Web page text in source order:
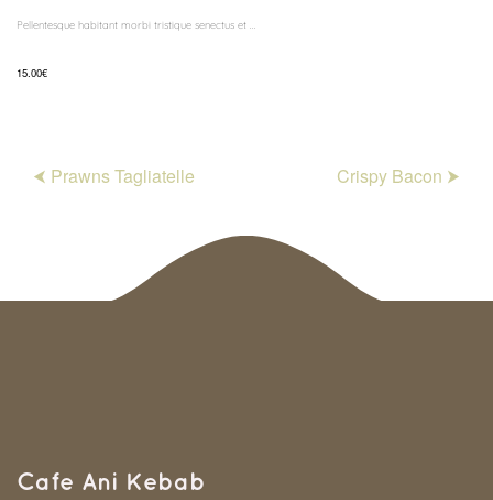
Pellentesque habitant morbi tristique senectus et ...
15.00€
⮜ Prawns Tagliatelle Crispy Bacon ⮞
Cafe Ani Kebab